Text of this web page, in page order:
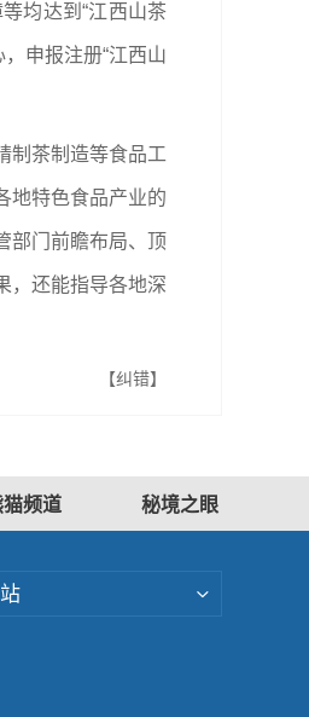
均达到“江西山茶
申报注册“江西山
制茶制造等食品工
地特色食品产业的
部门前瞻布局、顶
，还能指导各地深
【纠错】
猫频道 秘境之眼